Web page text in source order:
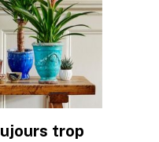
trop